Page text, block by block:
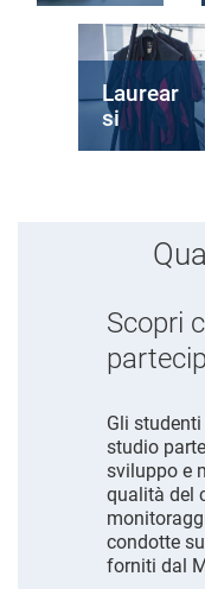
Laurear
si
Scopri
Gli
studio
sviluppo e
qualità del
condotte
forniti dal